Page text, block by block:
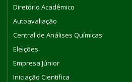
Diretório Acadêmico
Autoavaliação
Central de Análises Químicas
Eleições
Empresa Júnior
Iniciação Científica